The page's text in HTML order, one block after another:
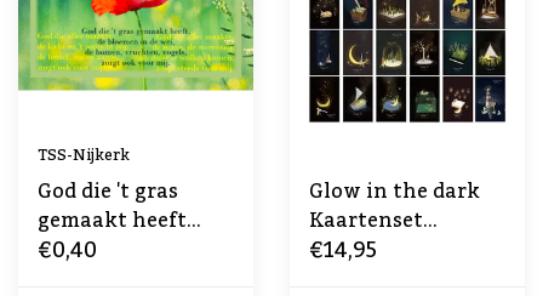
TSS-Nijkerk
God die 't gras
gemaakt heeft...
€0,40
Glow in the dark
Kaartenset
Moonlight
€14,95